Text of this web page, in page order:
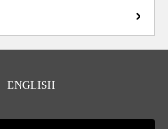
ENGLISH